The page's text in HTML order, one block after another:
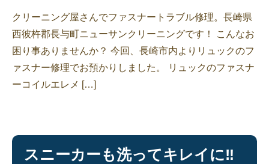
クリーニング屋さんでファスナートラブル修理。長崎県
西彼杵郡長与町ニューサンクリーニングです！ こんなお
困り事ありませんか？ 今回、長崎市内よりリュックのフ
ァスナー修理でお預かりしました。 リュックのファスナ
ーコイルエレメ […]
スニーカーも洗ってキレイに‼︎